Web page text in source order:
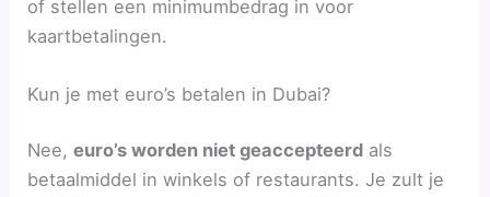
of stellen een minimumbedrag in voor
kaartbetalingen.
Kun je met euro’s betalen in Dubai?
Nee,euro’s worden niet geaccepteerd als
betaalmiddel in winkels of restaurants. Je zult je